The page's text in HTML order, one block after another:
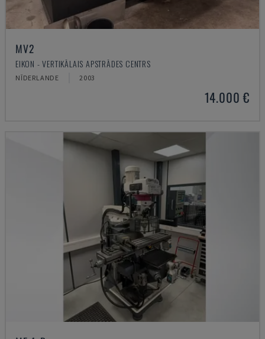
MV2
EIKON - VERTIKĀLAIS APSTRĀDES CENTRS
NĪDERLANDE 2003
14.000 €